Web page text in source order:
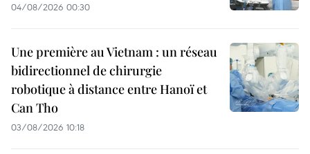
04/08/2026 00:30
Une première au Vietnam : un réseau
bidirectionnel de chirurgie
robotique à distance entre Hanoï et
Can Tho
03/08/2026 10:18